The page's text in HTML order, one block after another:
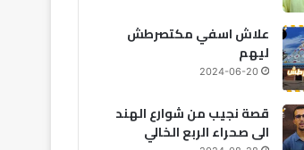
2026-06-18
استئنافية فاس تسدل الستار على ملف الرابور “بوز فلو”
علاش اسفي مكتصرطش
ليهم
2024-06-20
قصة نجيب من شوارع الهند
الى صحراء الربع الخالي